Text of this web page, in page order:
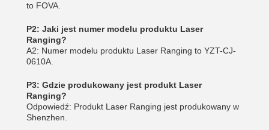
to FOVA.
P2: Jaki jest numer modelu produktu Laser
Ranging?
A2: Numer modelu produktu Laser Ranging to YZT-CJ-
0610A.
P3: Gdzie produkowany jest produkt Laser
Ranging?
Odpowiedź: Produkt Laser Ranging jest produkowany w
Shenzhen.